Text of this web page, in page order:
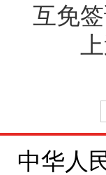
互免
上述
中华人